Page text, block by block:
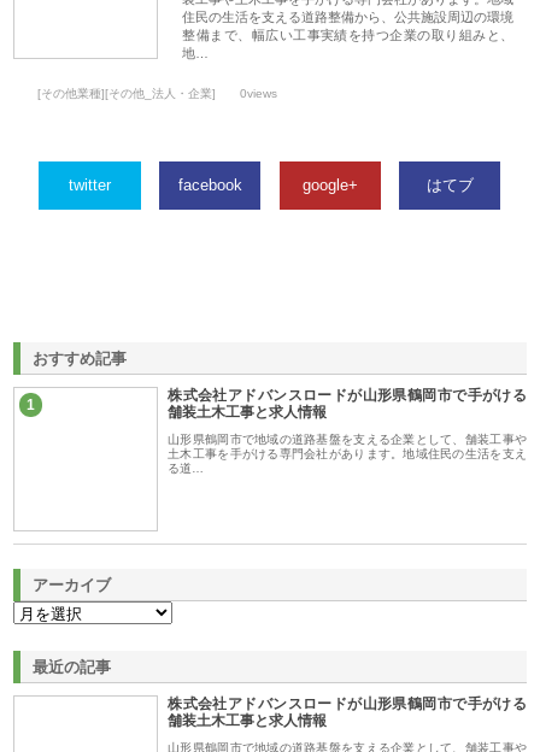
住民の生活を支える道路整備から、公共施設周辺の環境
整備まで、幅広い工事実績を持つ企業の取り組みと、
地…
[その他業種][その他_法人・企業] 0views
twitter facebook google+ はてブ
おすすめ記事
1
株式会社アドバンスロードが山形県鶴岡市で手がける
舗装土木工事と求人情報
山形県鶴岡市で地域の道路基盤を支える企業として、舗装工事や
土木工事を手がける専門会社があります。地域住民の生活を支え
る道…
アーカイブ
最近の記事
株式会社アドバンスロードが山形県鶴岡市で手がける
舗装土木工事と求人情報
山形県鶴岡市で地域の道路基盤を支える企業として、舗装工事や